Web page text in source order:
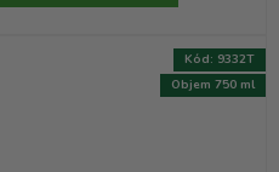
Objem 750 ml
Kód: 9332T